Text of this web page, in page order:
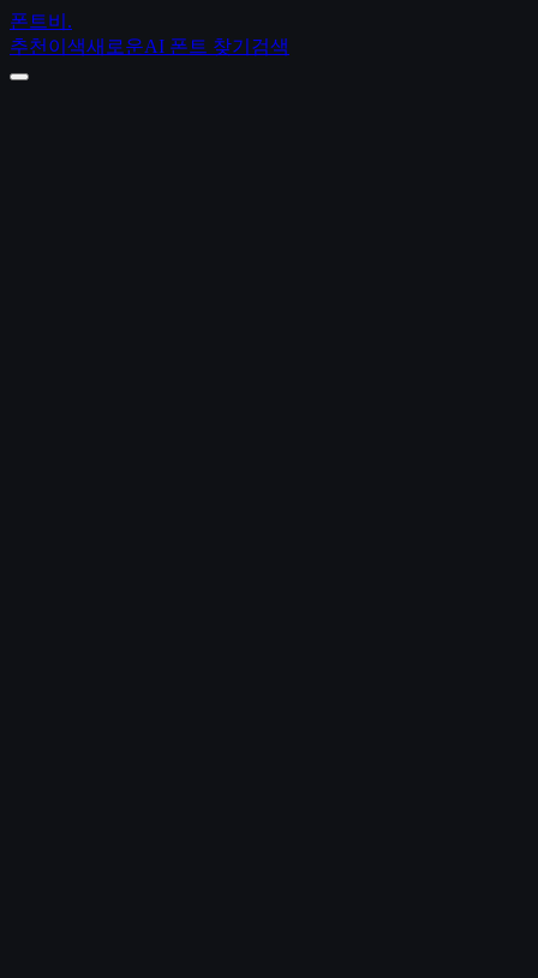
폰트비 .
추천 이색새로운AI 폰트 찾기 검색